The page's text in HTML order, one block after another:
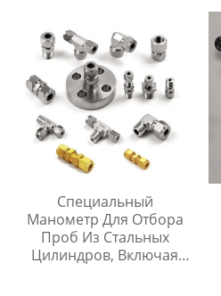
Специальный
Манометр Для Отбора
Проб Из Стальных
Цилиндров, Включая